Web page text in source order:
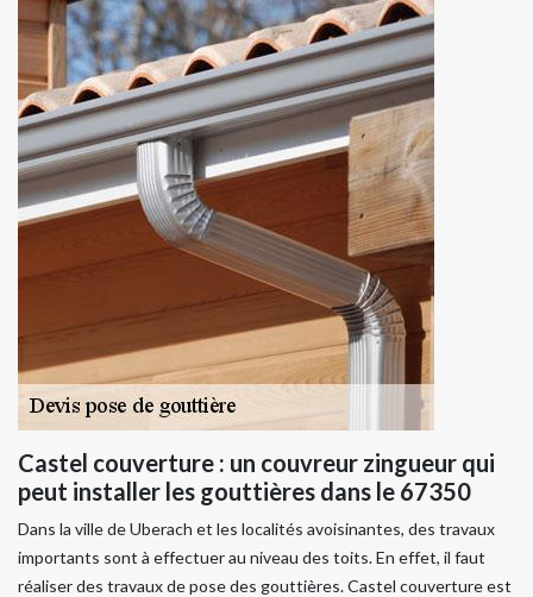
Castel couverture : un couvreur zingueur qui
peut installer les gouttières dans le 67350
Dans la ville de Uberach et les localités avoisinantes, des travaux
importants sont à effectuer au niveau des toits. En effet, il faut
réaliser des travaux de pose des gouttières. Castel couverture est